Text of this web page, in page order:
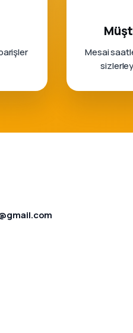
Mesai